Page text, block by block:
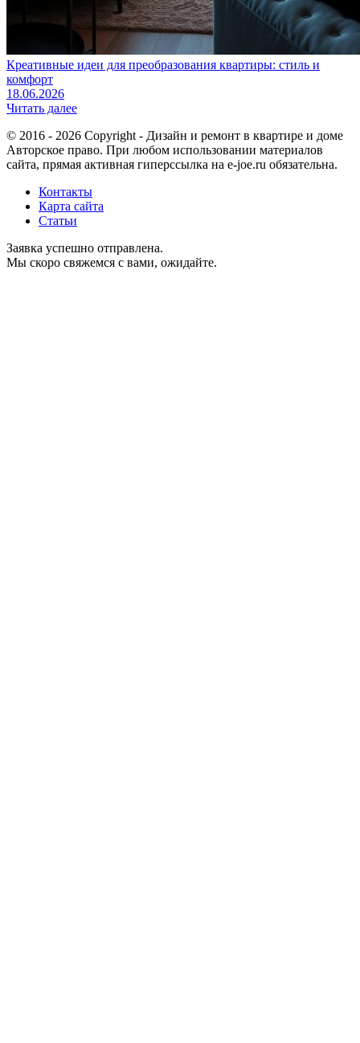
Креативные идеи для преобразования квартиры: стиль и
комфорт
18.06.2026
Читать далее
© 2016 - 2026 Copyright - Дизайн и ремонт в квартире и доме
Авторское право. При любом использовании материалов
сайта, прямая активная гиперссылка на e-joe.ru обязательна.
Контакты
Карта сайта
Статьи
Заявка успешно отправлена.
Мы скоро свяжемся с вами, ожидайте.